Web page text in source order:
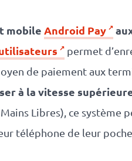
mobile Android Pay
permet
de paiement aux
à la vitesse
Libres), ce système
téléphone de leur